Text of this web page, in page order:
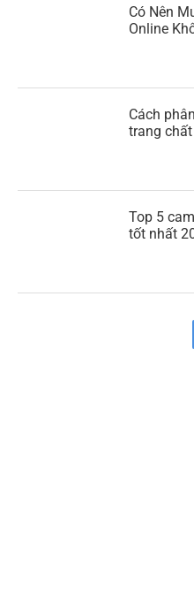
Có Nên
Online
Cách
trang
Top 5
tốt nhất